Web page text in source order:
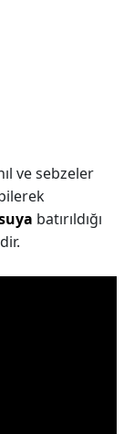
ve sebzeler
batırıldığı